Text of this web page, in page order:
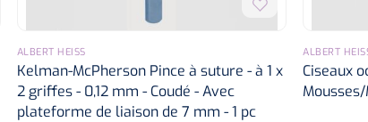
ALBERT HEISS
Kelman-McPherson Pince à suture - à 1 x
2 griffes - 0,12 mm - Coudé - Avec
plateforme de liaison de 7 mm - 1 pc
ALBERT
Ciseaux
Mousses/